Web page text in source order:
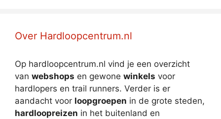
Over Hardloopcentrum.nl
Op hardloopcentrum.nl vind je een overzicht
van webshops en gewone winkels voor
hardlopers en trail runners. Verder is er
aandacht voor loopgroepen in de grote steden,
hardloopreizen in het buitenland en